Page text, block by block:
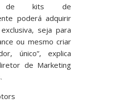
de kits de
poderá adquirir
seja para
ou mesmo criar
único”, explica
de Marketing